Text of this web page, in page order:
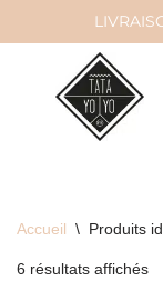
contenu
Accueil \ Produits
6 résultats affichés